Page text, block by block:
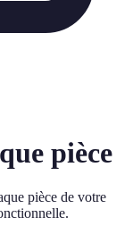
pièce
pièce de votre